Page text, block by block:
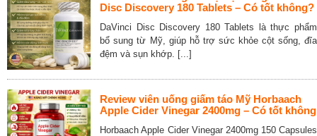
Disc Discovery 180 Tablets – Có tốt không?
DaVinci Disc Discovery 180 Tablets là thực phẩm
bổ sung từ Mỹ, giúp hỗ trợ sức khỏe cột sống, đĩa
đệm và sụn khớp. [...]
Review viên uống giấm táo Mỹ Horbaach
Apple Cider Vinegar 2400mg – Có tốt không
Horbaach Apple Cider Vinegar 2400mg 150 Capsules